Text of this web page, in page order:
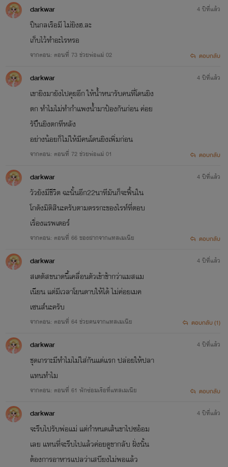
darkwar
ปืนกลเรือมี ไม่ยิงฮ.ละ
เก็บไว้ทำอะไรหรอ
จากตอน: ตอนที่ 73 ช่วยพ่อแม่ 02
4 ปีที่แล้ว
ตอบกลับ
darkwar
เขายิงมายังไปคุยอีก ให้น้ำหนารับคนที่โดนยิง
ตก ทำไมไม่ทำกำแพงน้ำมาป้องกันก่อน ค่อย
รับึึนยิงตกทีหลัง
อย่างน้อยก็ไม่ให้มีคนโดนยิงเพิ่มก่อน
จากตอน: ตอนที่ 72 ช่วยพ่อแม่ 01
4 ปีที่แล้ว
ตอบกลับ
darkwar
วัวยังมีชีวิต ฉะนั้นอีก22นาทีมันก็จะฟื้นใน
โกดังมิติสินะครับตามตรรกะของไรท์ที่ตอบ
เรื่องแรพเตอร์
จากตอน: ตอนที่ 66 ของฝากจากแทสเมเนีย
4 ปีที่แล้ว
ตอบกลับ
darkwar
สเตตัสขนาดนี้เคลื่อนตัวเข้าช้ากว่าแมสแม
เนียน แต่มีเวลาโยนดาบให้ได้ ไม่ค่อยเมค
เซนส์นะครับ
จากตอน: ตอนที่ 64 ช่วยคนจากแทสเมเนีย
4 ปีที่แล้ว
ตอบกลับ (1)
darkwar
ชุดเกราะมีทำไมไม่ใส่กันแต่แรก ปล่อยให้ปลา
แทนทำไม
จากตอน: ตอนที่ 61 พักซ่อมเรือที่แทสเมเนีย
4 ปีที่แล้ว
ตอบกลับ
darkwar
จะรีบไปรับพ่อแม่ แต่กำหนดเส้นขาไปซอ้อม
เลย แทนที่จะรีบไปแล้วค่อยดูขากลับ ฝั่งนั้น
ต้องการอาหารแปลว่าเสบียงไม่พอแล้ว
4 ปีที่แล้ว